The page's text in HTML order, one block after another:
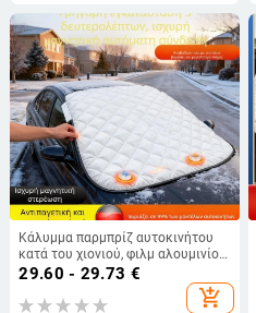
Κάλυμμα παρμπρίζ αυτοκινήτου
κατά του χιονιού, φιλμ αλουμινίου,
ενισχυμένου σχεδιασμού,
ενσωματωμένη τοποθέτηση,
προστασία από ήλιο και παγετό
29.60 - 29.73 €
add_shopping_cart